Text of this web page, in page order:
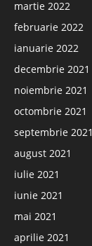
martie 2022
februarie 2022
ianuarie 2022
decembrie 2021
noiembrie 2021
octombrie 2021
septembrie 2021
august 2021
iulie 2021
iunie 2021
mai 2021
aprilie 2021